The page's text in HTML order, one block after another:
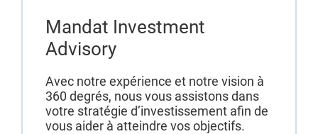
Mandat Investment
Advisory
Avec notre expérience et notre vision à
360 degrés, nous vous assistons dans
votre stratégie d’investissement afin de
vous aider à atteindre vos objectifs.